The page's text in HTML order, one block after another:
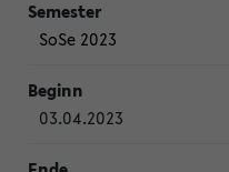
SoSe 2023
03.04.2023